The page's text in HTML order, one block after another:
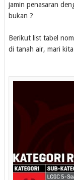
jamin penasaran
bukan ?
Berikut list tabel
di tanah air, mari